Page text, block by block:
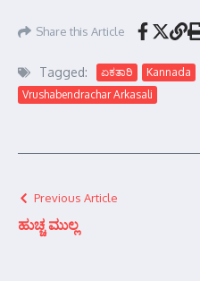
Share this Article
Tagged: ಏಕತಾರಿ Kannada
Vrushabendrachar Arkasali
Previous Article
ಹುಚ್ಚ ಮುಲ್ಲ